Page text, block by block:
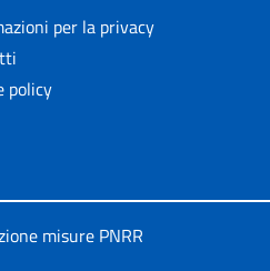
per la privacy
policy
misure PNRR